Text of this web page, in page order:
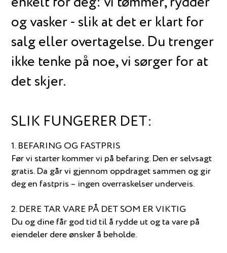
og vasker - slik at det er klart for
salg eller overtagelse. Du trenger
ikke tenke på noe, vi sørger for at
det skjer.
SLIK FUNGERER DET:
1. BEFARING OG FASTPRIS
Før vi starter kommer vi på befaring. Den er selvsagt
gratis. Da går vi gjennom oppdraget sammen og gir
deg en fastpris – ingen overraskelser underveis.
2. DERE TAR VARE PÅ DET SOM ER VIKTIG
Du og dine får god tid til å rydde ut og ta vare på
eiendeler dere ønsker å beholde.